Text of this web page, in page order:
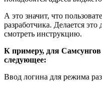
А это значит, что
разработчика. Делается
смотреть инструкцию.
К примеру, для
следующее:
Ввод логина для режима